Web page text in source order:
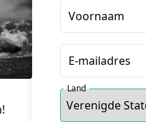
Voornaam
E-mailadres
Land